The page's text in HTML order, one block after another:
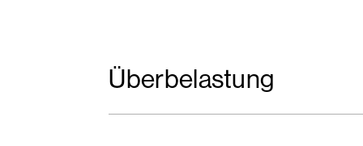
Überbelastung